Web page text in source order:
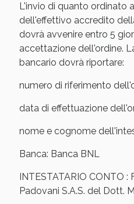
L'invio di quanto ordinato
dell'effettivo accredito
dovrà avvenire entro 5
accettazione dell'ordine.
bancario dovrà riportare:
numero di riferimento
data di effettuazione
nome e cognome
Banca: Banca BNL
INTESTATARIO CONTO :
Padovani S.A.S. del Dott.
Scopri le